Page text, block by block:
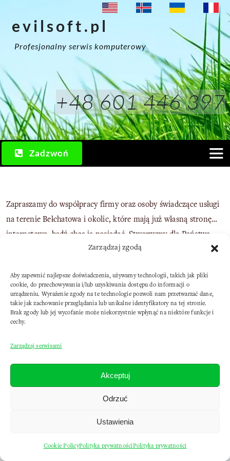
Zarządzaj zgodą
Aby zapewnić najlepsze doświadczenia, używamy technologii, takich jak pliki
cookie, do przechowywania i/lub uzyskiwania dostępu do informacji o
urządzeniu. Wyrażenie zgody na te technologie pozwoli nam przetwarzać dane,
takie jak zachowanie przeglądania lub unikalne identyfikatory na tej stronie.
Brak zgody lub jej wycofanie może niekorzystnie wpłynąć na niektóre funkcje i
cechy.
Zarządzaj serwisami
Akceptuj
Odrzuć
Ustawienia
Cookie PolicyPolityka prywatnościPolityka prywatności
evilsoft.pl
Profesjonalny serwis komputerowy
+48 601 446 397
Zadzwoń
Usługi
Blog
Pomoc
Zapraszamy do współpracy firmy oraz osoby świadczące usługi
na terenie Bełchatowa i okolic, które mają już własną stronę
internetową, bądź chcą ją posiadać. Stworzymy dla Państwa
witrynę która będzie dobrym źródłem dla pozyskania nowych
Oferujemy witryny z dowolną domeną internetową jak również
to potencjalnym klientom na łatwe odnalezienie firmy.